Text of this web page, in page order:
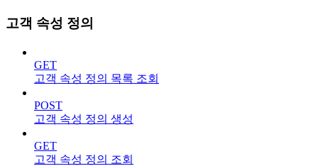
고객 속성 정의
GET
고객 속성 정의 목록 조회
POST
고객 속성 정의 생성
GET
고객 속성 정의 조회